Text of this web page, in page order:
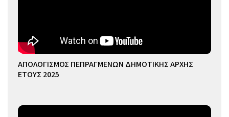
ΑΠΟΛΟΓΙΣΜΟΣ ΠΕΠΡΑΓΜΕΝΩΝ ΔΗΜΟΤΙΚΗΣ ΑΡΧΗΣ
ΕΤΟΥΣ 2025